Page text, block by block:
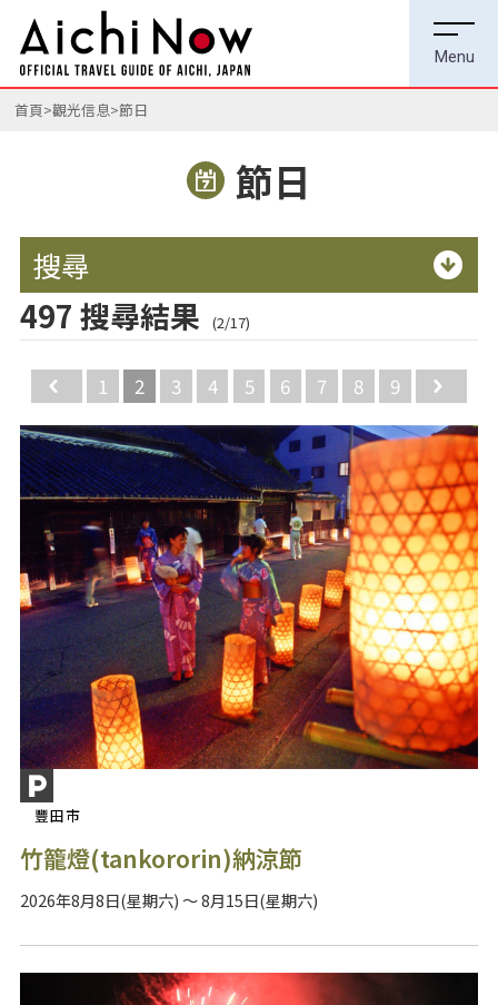
首頁 觀光信息 節日
節日
搜尋
497 搜尋結果 (2/17)
Back
1 2 3 4 5 6 7 8 9
豐田市
竹籠燈(tankororin)納涼節
2026年8月8日(星期六) ～ 8月15日(星期六)